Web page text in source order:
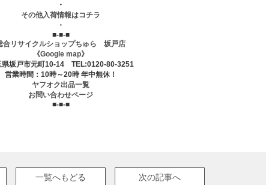
・
その他入荷情報はコチラ
・
■-■-■
合リサイクルショップちゅら 坂戸店
《Google map》
県坂戸市元町10-14 TEL:0120-80-3251
営業時間：10時～20時 年中無休！
ヤフオク出品一覧
お問い合わせページ
■-■-■
次の記事へ
一覧へもどる